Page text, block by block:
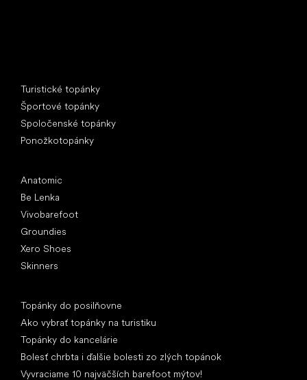
Turistické topánky
Športové topánky
Spoločenské topánky
Ponožkotopánky
Anatomic
Be Lenka
Vivobarefoot
Groundies
Xero Shoes
Skinners
Topánky do posilňovne
Ako vybrať topánky na turistiku
Topánky do kancelárie
Bolesť chrbta i ďalšie bolesti zo zlých topánok
Vyvraciame 10 najväčších barefoot mýtov!